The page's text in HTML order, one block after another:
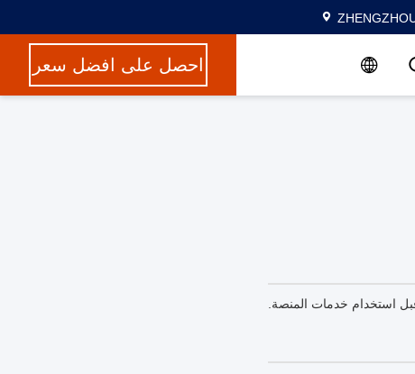
احصل على افضل سعر
استخدام خدمات المنصة.